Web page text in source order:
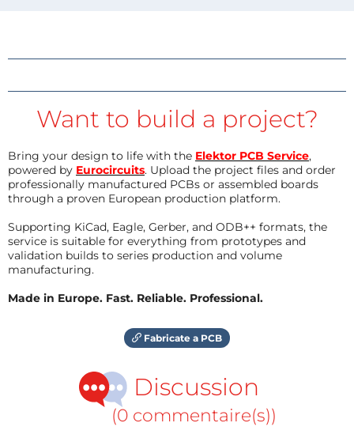
Want to build a project?
Bring your design to life with the Elektor PCB Service,
powered by Eurocircuits. Upload the project files and order
professionally manufactured PCBs or assembled boards
through a proven European production platform.
Supporting KiCad, Eagle, Gerber, and ODB++ formats, the
service is suitable for everything from prototypes and
validation builds to series production and volume
manufacturing.
Made in Europe. Fast. Reliable. Professional.
Fabricate a PCB
Discussion
(0 commentaire(s))